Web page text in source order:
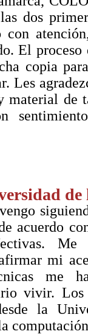
dos
El
copia
Les
material de
acuerdo
Me
mi
me
vivir.
la